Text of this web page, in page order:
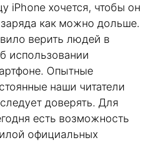
iPhone хочется, чтобы он
как можно дольше.
верить людей в
использовании
Опытные
наши читатели
доверять. Для
есть возможность
официальных